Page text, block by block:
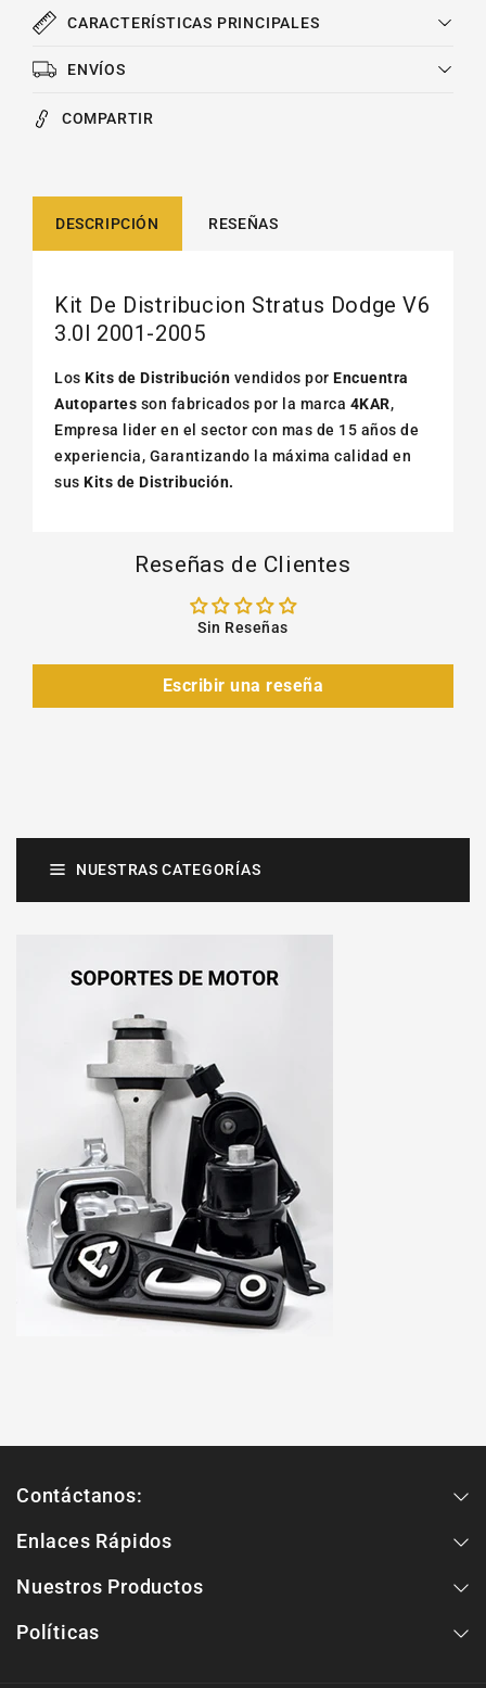
2005
2005
CARACTERÍSTICAS PRINCIPALES
ENVÍOS
COMPARTIR
DESCRIPCIÓN RESEÑAS
Kit De Distribucion Stratus Dodge V6
3.0l 2001-2005
Los Kits de Distribución vendidos por Encuentra
Autopartes son fabricados por la marca 4KAR,
Empresa lider en el sector con mas de 15 años de
experiencia, Garantizando la máxima calidad en
sus Kits de Distribución.
Reseñas de Clientes
Sin Reseñas
Escribir una reseña
NUESTRAS CATEGORÍAS
Contáctanos:
Enlaces Rápidos
Nuestros Productos
Políticas